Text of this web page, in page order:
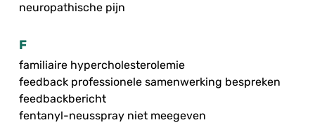
neuropathische pijn
F
familiaire hypercholesterolemie
feedback professionele samenwerking bespreken
feedbackbericht
fentanyl-neusspray niet meegeven